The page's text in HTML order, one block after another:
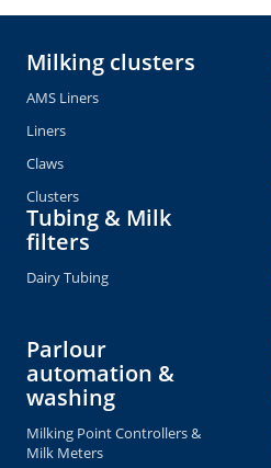
Milking clusters
AMS Liners
Liners
Claws
Clusters
Tubing & Milk
filters
Dairy Tubing
Parlour
automation &
washing
Milking Point Controllers &
Milk Meters